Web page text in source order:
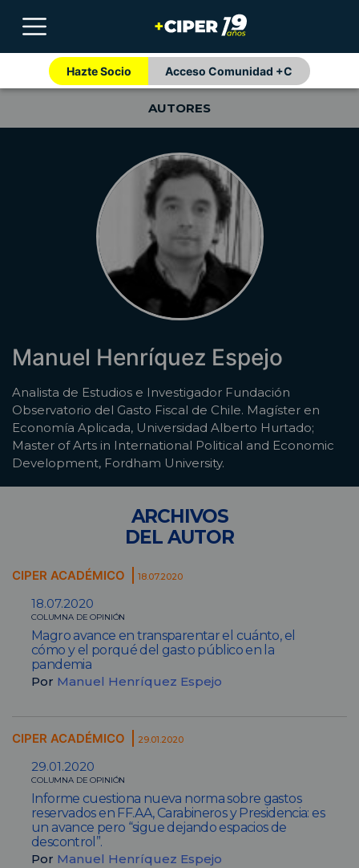
Hazte Socio Acceso Comunidad +C
AUTORES
Manuel Henríquez Espejo
Analista de Estudios e Investigador Fundación
Observatorio del Gasto Fiscal de Chile. Magíster en
Economía Aplicada, Universidad Alberto Hurtado;
Master of Arts in International Political and Economic
Development, Fordham University.
ARCHIVOS
DEL AUTOR
CIPER ACADÉMICO 18.07.2020
18.07.2020
COLUMNA DE OPINIÓN
Magro avance en transparentar el cuánto, el
cómo y el porqué del gasto público en la
pandemia
Por Manuel Henríquez Espejo
CIPER ACADÉMICO 29.01.2020
29.01.2020
COLUMNA DE OPINIÓN
Informe cuestiona nueva norma sobre gastos
reservados en FF.AA, Carabineros y Presidencia: es
un avance pero “sigue dejando espacios de
descontrol”.
Por Manuel Henríquez Espejo